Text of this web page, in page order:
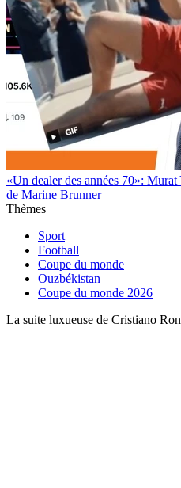
«Un dealer des années 70»:
de Marine Brunner
Thèmes
Sport
Football
Coupe du monde
Ouzbékistan
Coupe du monde 2026
La suite luxueuse de Cristiano